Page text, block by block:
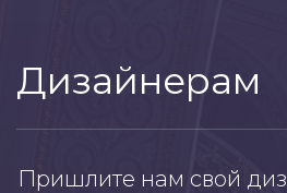
Дизайнерам
Пришлите нам свой